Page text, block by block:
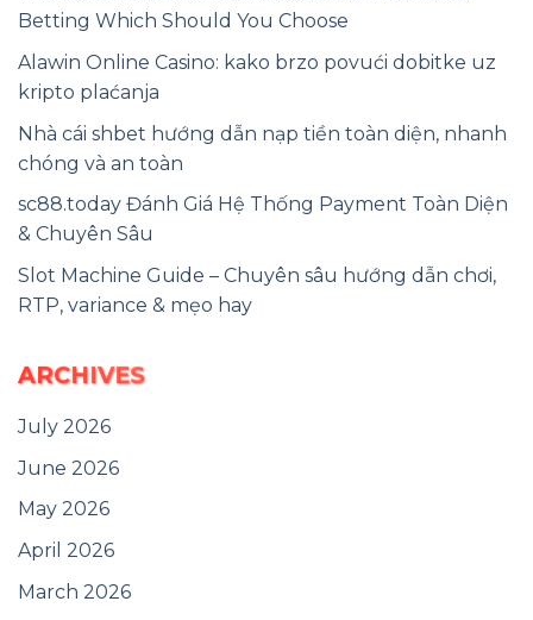
Betting Which Should You Choose
Alawin Online Casino: kako brzo povući dobitke uz
kripto plaćanja
Nhà cái shbet hướng dẫn nạp tiền toàn diện, nhanh
chóng và an toàn
sc88.today Đánh Giá Hệ Thống Payment Toàn Diện
& Chuyên Sâu
Slot Machine Guide – Chuyên sâu hướng dẫn chơi,
RTP, variance & mẹo hay
ARCHIVES
July 2026
June 2026
May 2026
April 2026
March 2026